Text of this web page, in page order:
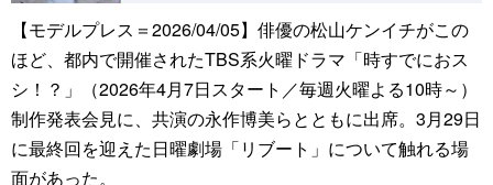
【モデルプレス＝2026/04/05】俳優の松山ケンイチがこの
ほど、都内で開催されたTBS系火曜ドラマ「時すでにおス
シ！？」（2026年4月7日スタート／毎週火曜よる10時～）
制作発表会見に、共演の永作博美らとともに出席。3月29日
に最終回を迎えた日曜劇場「リブート」について触れる場
面があった。